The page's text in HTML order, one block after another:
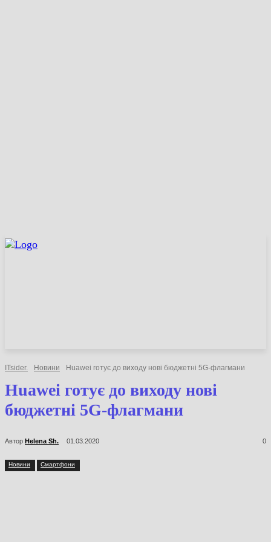
ITsider. Новини Huawei готує до виходу нові бюджетні 5G-флагмани
Huawei готує до виходу нові
бюджетні 5G-флагмани
Автор Helena Sh. 01.03.2020 0
Новини Смартфони